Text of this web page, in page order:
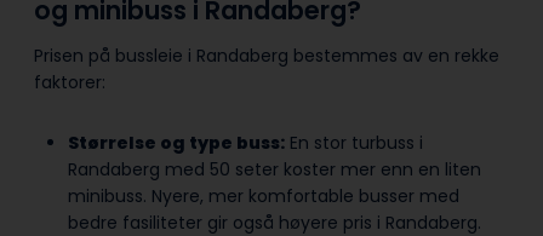
og minibuss i Randaberg?
Prisen på bussleie i Randaberg bestemmes av en rekke
faktorer:
Størrelse og type buss: En stor turbuss i
Randaberg med 50 seter koster mer enn en liten
minibuss. Nyere, mer komfortable busser med
bedre fasiliteter gir også høyere pris i Randaberg.